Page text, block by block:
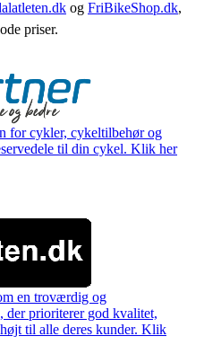
og FriBikeShop.dk,
priser.
for cykler, cykeltilbehør og
til din cykel. Klik her
en troværdig og
der prioriterer god kvalitet,
til alle deres kunder. Klik